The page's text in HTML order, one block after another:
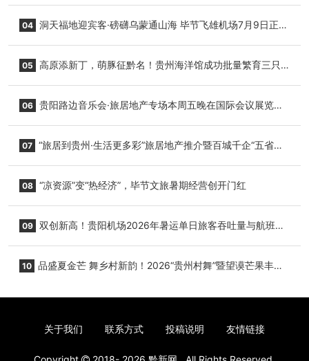
04 洞天福地迎宾客·磅礴乌蒙通山海 毕节飞雄机场7月9日正式
05 高原添新丁，萌豚征黔名！贵州海洋馆成功批量繁育三只
06 贵阳路边音乐会·旅居地产专场本周五晚在国际会议展览中
07 “旅居到贵州·生活更多彩”旅居地产推介暨百城千企“五省
08 “凉资源”变“热经济”，毕节文旅暑期经营创开门红
09 双创新高！贵阳机场2026年暑运单日旅客吞吐量与航班起
10 品盛夏金芒 舞乡村新韵！2026“贵州村舞”暨望谟芒果丰收
关于我们 联系方式 投稿说明 友情链接